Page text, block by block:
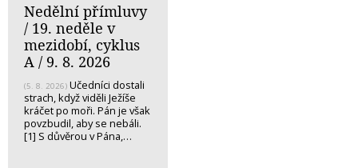
Nedělní přímluvy
/ 19. neděle v
mezidobí, cyklus
A / 9. 8. 2026
(5. 8. 2026) Učedníci dostali
strach, když viděli Ježíše
kráčet po moři. Pán je však
povzbudil, aby se nebáli.
[1] S důvěrou v Pána,…